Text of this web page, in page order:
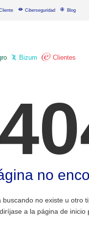
Ciberseguridad Blog
Bizum Clientes
no
buscando no existe u otro
a la página de